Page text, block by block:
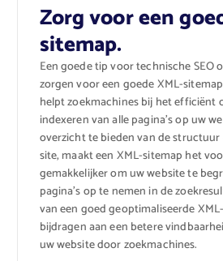
Zorg voor een
sitemap.
Een goede tip voor technische SEO
zorgen voor een goede XML-
helpt zoekmachines bij het efficiënt
indexeren van alle pagina’s op uw
overzicht te bieden van de
site, maakt een XML-sitemap het
gemakkelijker om uw website te
pagina’s op te nemen in de
van een goed geoptimaliseerde
bijdragen aan een betere
uw website door zoekmachines.